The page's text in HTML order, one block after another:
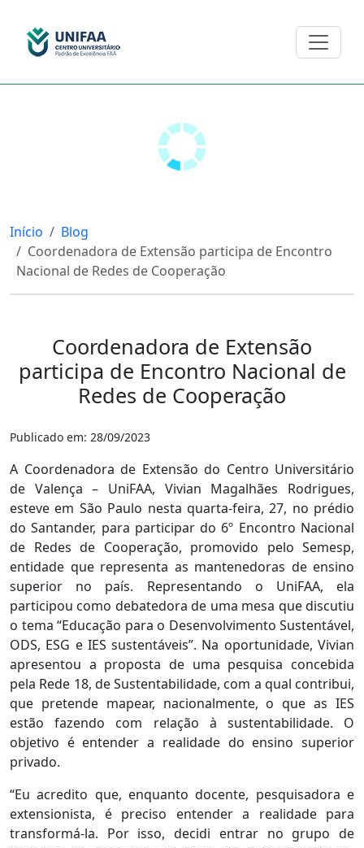
Início
Blog
Coordenadora de Extensão participa de Encontro
Nacional de Redes de Cooperação
Coordenadora de Extensão
participa de Encontro Nacional de
Redes de Cooperação
Publicado em: 28/09/2023
A Coordenadora de Extensão do Centro Universitário
de Valença – UniFAA, Vivian Magalhães Rodrigues,
esteve em São Paulo nesta quarta-feira, 27, no prédio
do Santander, para participar do 6º Encontro Nacional
de Redes de Cooperação, promovido pelo Semesp,
entidade que representa as mantenedoras de ensino
superior no país. Representando o UniFAA, ela
participou como debatedora de uma mesa que discutiu
o tema “Educação para o Desenvolvimento Sustentável,
ODS, ESG e IES sustentáveis”. Na oportunidade, Vivian
apresentou a proposta de uma pesquisa concebida
pela Rede 18, de Sustentabilidade, com a qual contribui,
que pretende mapear, nacionalmente, o que as IES
estão fazendo com relação à sustentabilidade. O
objetivo é entender a realidade do ensino superior
privado.
“Eu acredito que, enquanto docente, pesquisadora e
extensionista, é preciso entender a realidade para
transformá-la. Por isso, decidi entrar no grupo de